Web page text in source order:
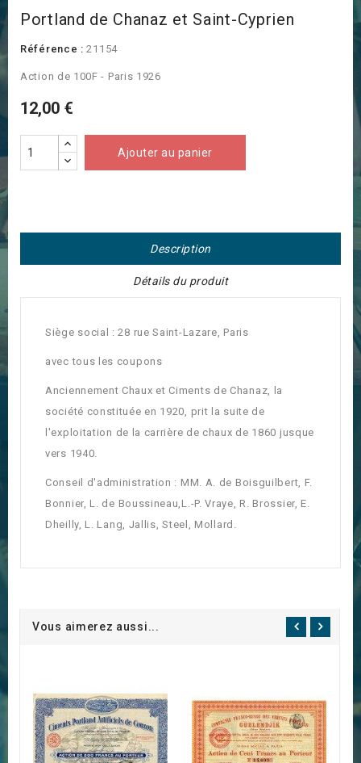
Portland de Chanaz et Saint-Cyprien
Référence : 21154
Action de 100F - Paris 1926
12,00 €
Ajouter au panier
Description
Détails du produit
Siège social : 28 rue Saint-Lazare, Paris
avec tous les coupons
Anciennement Chaux et Ciments de Chanaz, la
société constituée en 1920, prit la suite de
l'exploitation de la carrière de chaux de 1860 jusque
vers 1940.
Conseil d'administration : MM. A. de Boisguilbert, F.
Bonnier, L. de Boussineau,L.-P. Vraye, R. Brossier, E.
Dheilly, L. Lang, Jallis, Steel, Mollard.
Vous aimerez aussi...